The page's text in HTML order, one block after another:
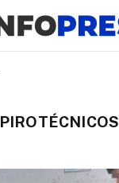
PIROTÉCNICOS